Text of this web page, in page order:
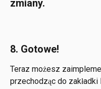
zmiany.
8. Gotowe!
Teraz możesz
przechodząc do